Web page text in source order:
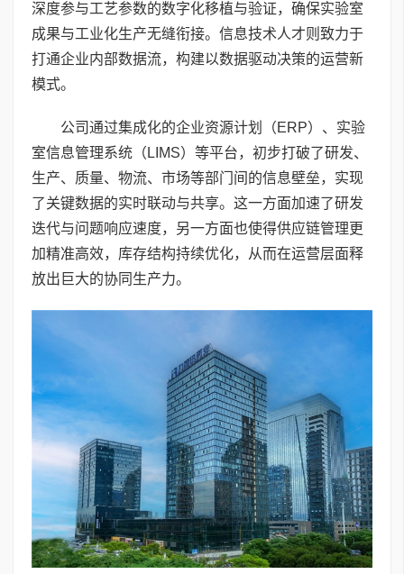
深度参与工艺参数的数字化移植与验证，确保实验室
成果与工业化生产无缝衔接。信息技术人才则致力于
打通企业内部数据流，构建以数据驱动决策的运营新
模式。
公司通过集成化的企业资源计划（ERP）、实验
室信息管理系统（LIMS）等平台，初步打破了研发、
生产、质量、物流、市场等部门间的信息壁垒，实现
了关键数据的实时联动与共享。这一方面加速了研发
迭代与问题响应速度，另一方面也使得供应链管理更
加精准高效，库存结构持续优化，从而在运营层面释
放出巨大的协同生产力。